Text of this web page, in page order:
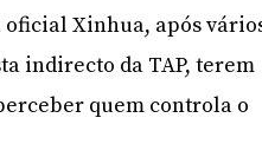
Xinhua, após
indirecto da TAP, terem
quem controla o